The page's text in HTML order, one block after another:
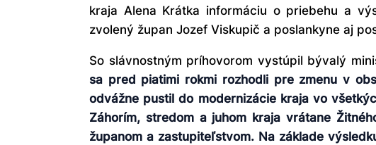
kraja Alena Krátka informáciu o priebehu a
zvolený župan Jozef Viskupič a poslankyne aj
So slávnostným príhovorom vystúpil bývalý
sa pred piatimi rokmi rozhodli pre zmenu v
odvážne pustil do modernizácie kraja vo
Záhorím, stredom a juhom kraja vrátane
županom a zastupiteľstvom. Na základe